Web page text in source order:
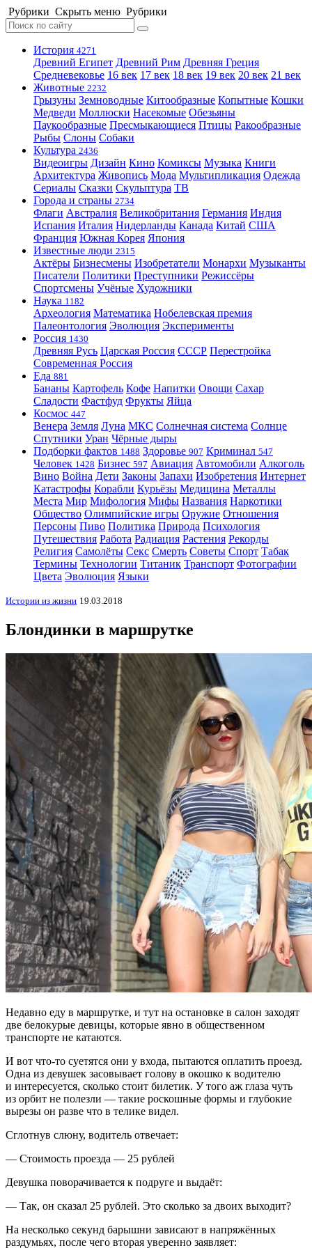
Рубрики Скрыть меню Рубрики
История 4271
Древний Египет Древний Рим Древняя Греция
Средневековье 16 век 17 век 18 век 19 век 20 век 21 век
Животные 2232
Грызуны Земноводные Китообразные Копытные Кошки
Медведи Моллюски Насекомые Обезьяны
Паукообразные Пресмыкающиеся Птицы Ракообразные
Рыбы Слоны Собаки
Культура 2436
Видеоигры Дизайн Кино Комиксы Музыка Книги
Архитектура Живопись Мода Мультипликация Одежда
Сериалы Сказки Скульптура ТВ
Города и страны 2734
Флаги Австралия Великобритания Германия Индия
Испания Италия Нидерланды Канада Китай США
Франция Южная Корея Япония
Известные люди 2315
Актёры Бизнесмены Изобретатели Монархи Музыканты
Писатели Политики Преступники Режиссёры
Спортсмены Учёные Художники
Наука 1182
Археология Математика Нобелевская премия
Палеонтология Эволюция Эксперименты
Россия 1430
Древняя Русь Царская Россия СССР Перестройка
Современная Россия
Еда 881
Бананы Картофель Кофе Напитки Овощи Сахар
Сладости Фастфуд Фрукты Яйца
Космос 447
Венера Земля Луна МКС Солнечная система Солнце
Спутники Уран Чёрные дыры
Подборки фактов 1488 Здоровье 907 Криминал 547
Человек 1428 Бизнес 597 Авиация Автомобили Алкоголь
Вино Война Дети Законы Запахи Изобретения Интернет
Катастрофы Корабли Курьёзы Медицина Металлы
Места Мир Мифология Мифы Названия Наркотики
Общество Олимпийские игры Оружие Отношения
Персоны Пиво Политика Природа Психология
Путешествия Работа Радиация Растения Рекорды
Религия Самолёты Секс Смерть Советы Спорт Табак
Термины Технологии Титаник Транспорт Фотографии
Цвета Эволюция Языки
Истории из жизни 19.03.2018
Блондинки в маршрутке
Недавно еду в маршрутке, и тут на остановке в салон заходят
две белокурые девицы, которые явно в общественном
транспорте не катаются.
И вот что-то суетятся они у входа, пытаются оплатить проезд.
Одна из девушек засовывает голову в окошко к водителю
и интересуется, сколько стоит билетик. У того аж глаза чуть
из орбит не полезли — такие роскошные формы и глубокие
вырезы он разве что в телике видел.
Сглотнув слюну, водитель отвечает:
— Стоимость проезда — 25 рублей
Девушка поворачивается к подруге и выдаёт:
— Так, он сказал 25 рублей. Это сколько за двоих выходит?
На несколько секунд барышни зависают в напряжённых
раздумьях, после чего вторая уверенно заявляет: